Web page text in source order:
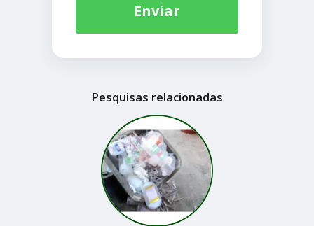
Enviar
Pesquisas relacionadas